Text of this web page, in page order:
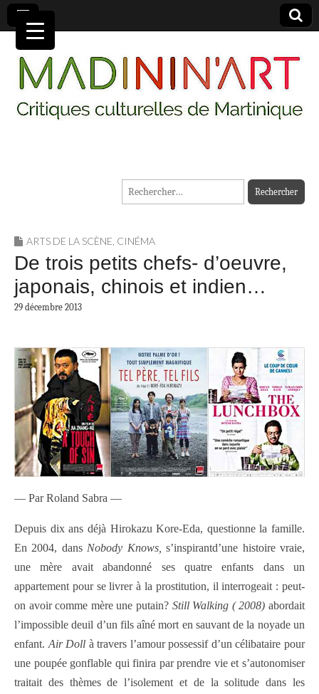
MADININ'ART
Rechercher :
ARTS DE LA SCÈNE, CINÉMA
De trois petits chefs- d’oeuvre,
japonais, chinois et indien…
29 décembre 2013
— Par Roland Sabra —
Depuis dix ans déjà Hirokazu Kore-Eda, questionne la famille.
En 2004, dans Nobody Knows,s’inspirantd’une histoire vraie,
une mère avait abandonné ses quatre enfants dans un
appartement pour se livrer à la prostitution, il interrogeait : peut-
on avoir comme mère une putain? Still Walking ( 2008)abordait
l’impossible deuil d’un fils aîné mort en sauvant de la noyade un
enfant. Air Doll à travers l’amour possessif d’un célibataire pour
une poupée gonflable qui finira par prendre vie et s’autonomiser
traitait des thèmes de l’isolement et de la solitude dans les